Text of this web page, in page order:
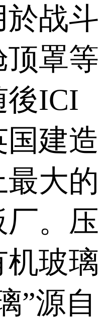
於战斗
罩等
後ICI
建造
大的
。 压
机玻璃
”源自